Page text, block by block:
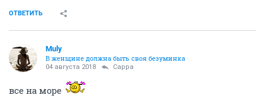
ОТВЕТИТЬ
Muly
В женщине должна быть своя безyминка
04 августа 2018 Сарра
все на море